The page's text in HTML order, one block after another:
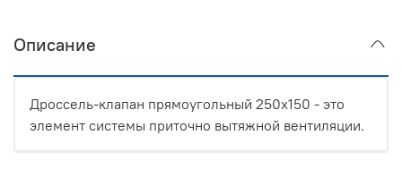
Описание
Дроссель-клапан прямоугольный 250x150 - это
элемент системы приточно вытяжной вентиляции.